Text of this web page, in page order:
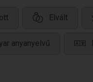
Elvált
anyanyelvű